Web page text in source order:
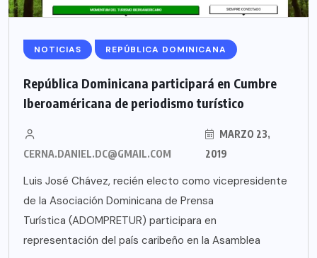
NOTICIAS REPÚBLICA DOMINICANA
República Dominicana participará en Cumbre
Iberoaméricana de periodismo turístico
CERNA.DANIEL.DC@GMAIL.COM
MARZO 23,
2019
Luis José Chávez, recién electo como vicepresidente
de la Asociación Dominicana de Prensa
Turística (ADOMPRETUR) participara en
representación del país caribeño en la Asamblea